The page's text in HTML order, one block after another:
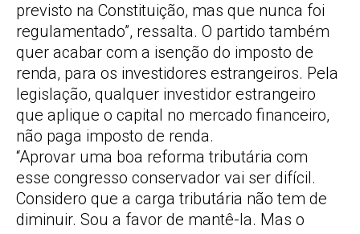
previsto na Constituição, mas que nunca foi
regulamentado”, ressalta. O partido também
quer acabar com a isenção do imposto de
renda, para os investidores estrangeiros. Pela
legislação, qualquer investidor estrangeiro
que aplique o capital no mercado financeiro,
não paga imposto de renda.
“Aprovar uma boa reforma tributária com
esse congresso conservador vai ser difícil.
Considero que a carga tributária não tem de
diminuir. Sou a favor de mantê-la. Mas o